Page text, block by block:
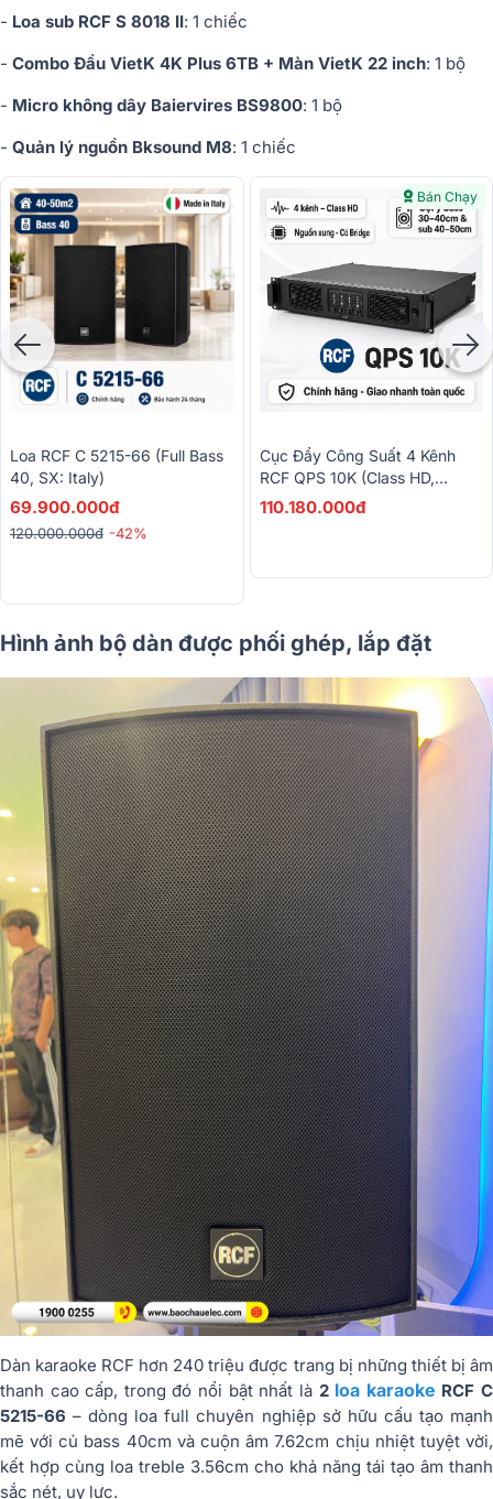
- Loa sub RCF S 8018 II: 1 chiếc
- Combo Đầu VietK 4K Plus 6TB + Màn VietK 22 inch: 1 bộ
- Micro không dây Baiervires BS9800: 1 bộ
- Quản lý nguồn Bksound M8: 1 chiếc
Loa RCF C 5215-66 (full Bass
40, SX: Italy)
69.900.000đ
120.000.000đ -42%
Bán Chạy
Cục Đẩy Công Suất 4 Kênh
RCF QPS 10K (Class HD,
1400W)
110.180.000đ
Hình ảnh bộ dàn được phối ghép, lắp đặt
Dàn karaoke RCF hơn 240 triệu được trang bị những thiết bị âm
thanh cao cấp, trong đó nổi bật nhất là 2 loa karaoke RCF C
5215-66 – dòng loa full chuyên nghiệp sở hữu cấu tạo mạnh
mẽ với củ bass 40cm và cuộn âm 7.62cm chịu nhiệt tuyệt vời,
kết hợp cùng loa treble 3.56cm cho khả năng tái tạo âm thanh
sắc nét, uy lực.